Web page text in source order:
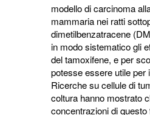
modello di carcinoma
mammaria nei ratti
dimetilbenzatracene
in modo sistematico gli
del tamoxifene, e per
potesse essere utile per
Ricerche su cellule di
coltura hanno mostrato
concentrazioni di